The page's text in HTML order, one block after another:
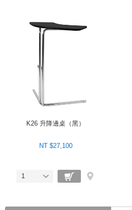
K26 升降邊桌（黑）
NT $27,100
1